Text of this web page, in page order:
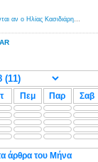
Αμερικανοί ρατσιστές αναρωτιούνται αν ο Ηλίας Κασιδιάρης ανήκει στη λευκή φυλή... - Λόγιος Ερμής
Πεμ Παρ Σαβ
άρθρα του Μήνα